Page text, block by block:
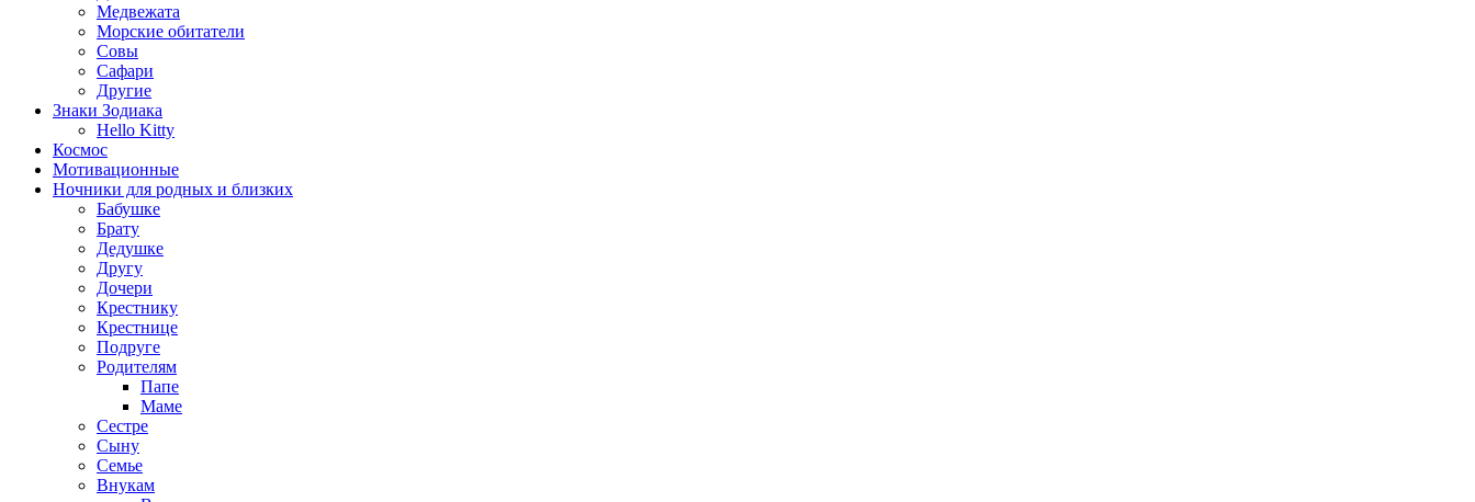
Медвежата
Морские обитатели
Совы
Сафари
Другие
Знаки Зодиака
Hello Kitty
Космос
Мотивационные
Ночники для родных и близких
Бабушке
Брату
Дедушке
Другу
Дочери
Крестнику
Крестнице
Подруге
Родителям
Папе
Маме
Сестре
Сыну
Семье
Внукам